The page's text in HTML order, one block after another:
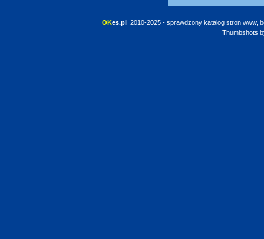
OKes.pl 2010-2025 - sprawdzony katalog stron www,
Thumbshots